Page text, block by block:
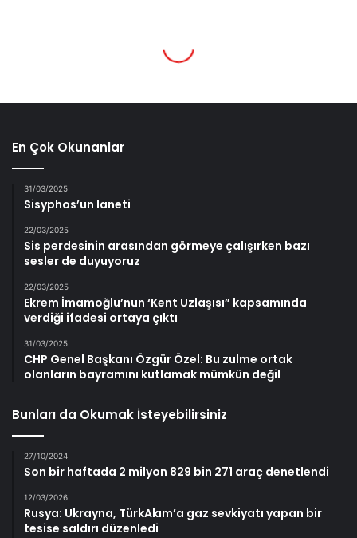
En Çok Okunanlar
31/03/2025
Sisyphos’un laneti
22/03/2025
Sis perdesinin arasından görmeye çalışırken bazı
sesler de duyuyoruz
22/03/2025
Ekrem İmamoğlu’nun ‘Kent Uzlaşısı” kapsamında
verdiği ifadesi ortaya çıktı
31/03/2025
CHP Genel Başkanı Özgür Özel: Bu zulme ortak
olanların bayramını kutlamak mümkün değil
Bunları da Okumak İsteyebilirsiniz
27/10/2024
Son bir haftada 2 milyon 829 bin 271 araç denetlendi
12/03/2026
Rusya: Ukrayna, TürkAkım’a gaz sevkiyatı yapan bir
tesise saldırı düzenledi